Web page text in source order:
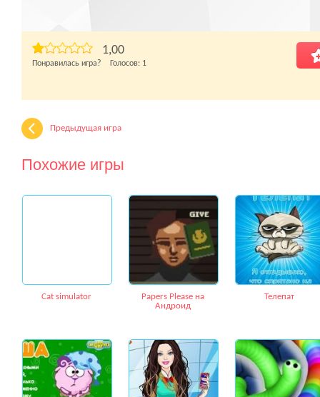
1,00
Понравилась игра? Голосов: 1
Предыдущая игра
Похожие игры
Cat simulator
Papers Please на
Андроид
Телепат